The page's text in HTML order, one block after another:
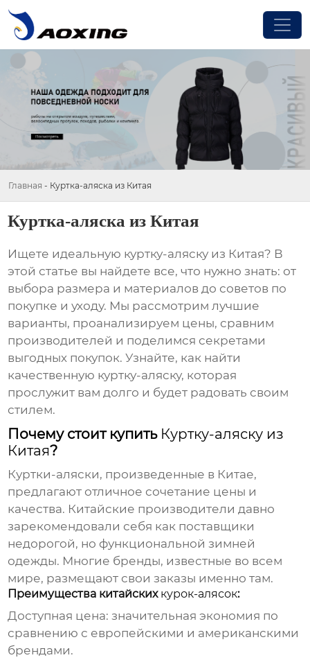
Главная - Куртка-аляска из Китая
Куртка-аляска из Китая
Ищете идеальную куртку-аляску из Китая? В
этой статье вы найдете все, что нужно знать: от
выбора размера и материалов до советов по
покупке и уходу. Мы рассмотрим лучшие
варианты, проанализируем цены, сравним
производителей и поделимся секретами
выгодных покупок. Узнайте, как найти
качественную куртку-аляску, которая
прослужит вам долго и будет радовать своим
стилем.
Почему стоит купить Куртку-аляску из
Китая?
Куртки-аляски, произведенные в Китае,
предлагают отличное сочетание цены и
качества. Китайские производители давно
зарекомендовали себя как поставщики
недорогой, но функциональной зимней
одежды. Многие бренды, известные во всем
мире, размещают свои заказы именно там.
Преимущества китайских курок-алясок:
Доступная цена: значительная экономия по
сравнению с европейскими и американскими
брендами.